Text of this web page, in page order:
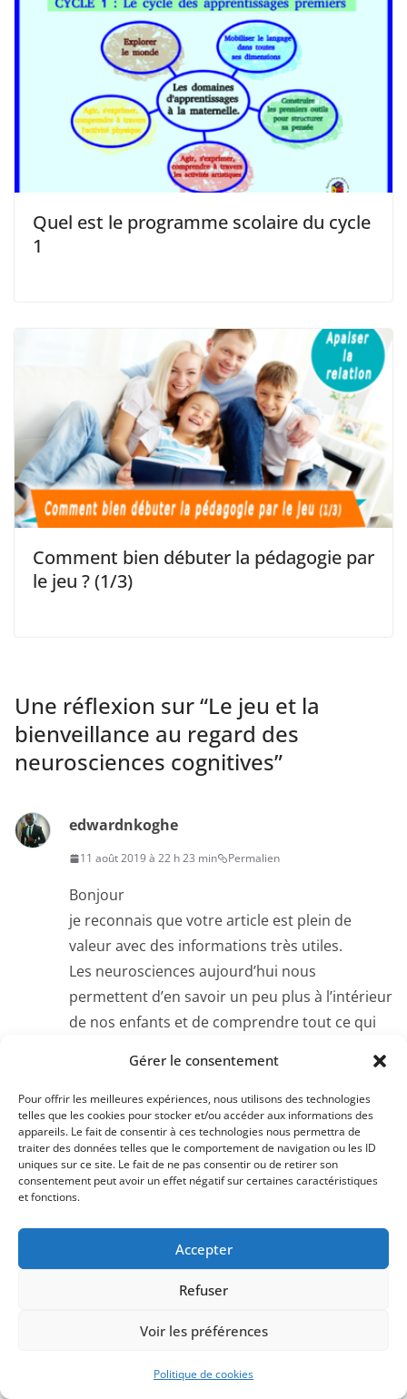
Gérer le consentement
Pour offrir les meilleures expériences, nous utilisons des technologies
telles que les cookies pour stocker et/ou accéder aux informations des
appareils. Le fait de consentir à ces technologies nous permettra de
traiter des données telles que le comportement de navigation ou les ID
uniques sur ce site. Le fait de ne pas consentir ou de retirer son
consentement peut avoir un effet négatif sur certaines caractéristiques
et fonctions.
Accepter
Refuser
Voir les préférences
Politique de cookies
Quel est le programme scolaire du cycle
1
Comment bien débuter la pédagogie par
le jeu ? (1/3)
Une réflexion sur “Le jeu et la
bienveillance au regard des
neurosciences cognitives”
edwardnkoghe
11 août 2019 à 22 h 23 min Permalien
Bonjour
je reconnais que votre article est plein de
valeur avec des informations très utiles.
Les neurosciences aujourd’hui nous
permettent d’en savoir un peu plus à l’intérieur
de nos enfants et de comprendre tout ce qui
peut permettre à développer en nous parent
de l’empathie qu’on ne soupçonnait pas et de
la compréhension des tempêtes émotionnelles
de nos enfants.
Laisser un commentaire
obligatoires sont indiqués avec*